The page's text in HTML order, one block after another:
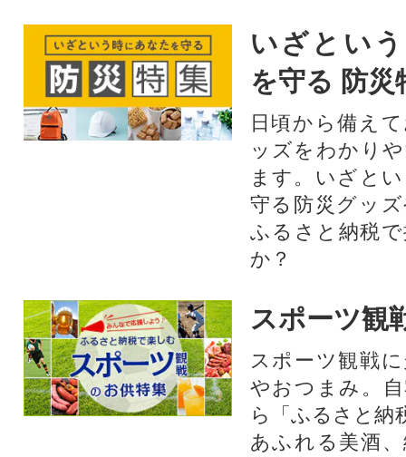
いざとい
を守る 防災
日頃から備え
ッズをわかり
ます。いざと
守る防災グッ
ふるさと納税
か？
スポーツ観
スポーツ観戦
やおつまみ。
ら「ふるさと納
あふれる美酒